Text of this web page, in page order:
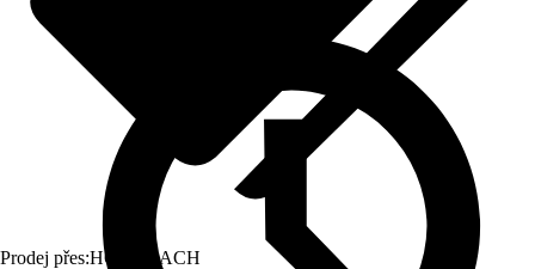
Prodej přes:HORNBACH